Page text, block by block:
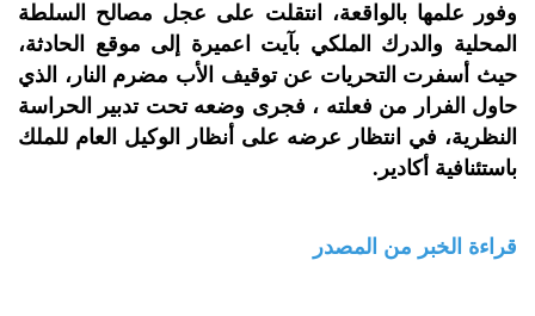
وفور علمها بالواقعة، انتقلت على عجل مصالح السلطة
المحلية والدرك الملكي بآيت اعميرة إلى موقع الحادثة،
حيث أسفرت التحريات عن توقيف الأب مضرم النار، الذي
حاول الفرار من فعلته ، فجرى وضعه تحت تدبير الحراسة
النظرية، في انتظار عرضه على أنظار الوكيل العام للملك
باستئنافية أكادير.
قراءة الخبر من المصدر